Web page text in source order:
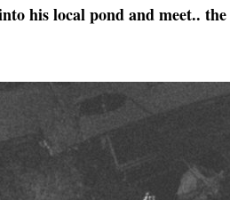
his local pond and meet.. the